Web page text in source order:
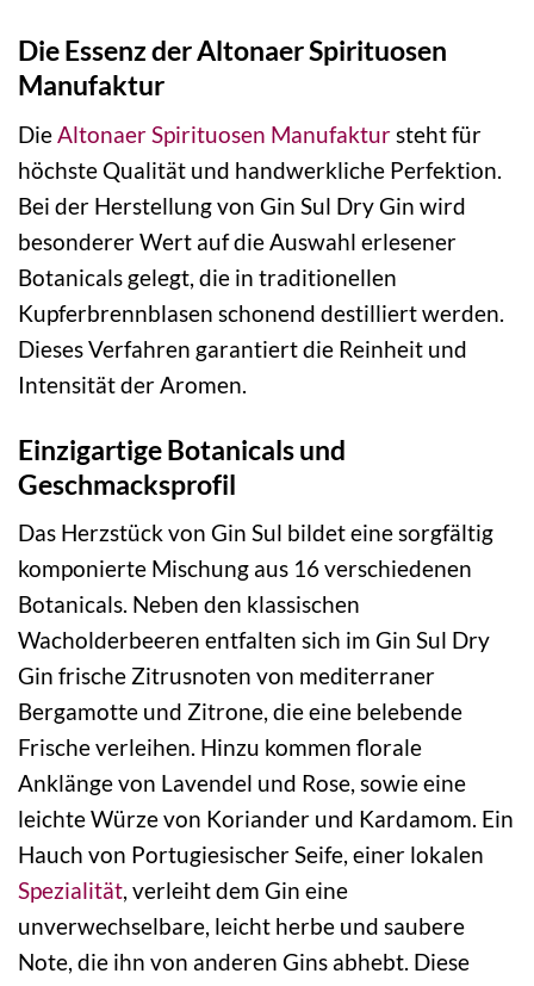
Die Essenz der Altonaer Spirituosen
Manufaktur
Die Altonaer Spirituosen Manufaktur steht für
höchste Qualität und handwerkliche Perfektion.
Bei der Herstellung von Gin Sul Dry Gin wird
besonderer Wert auf die Auswahl erlesener
Botanicals gelegt, die in traditionellen
Kupferbrennblasen schonend destilliert werden.
Dieses Verfahren garantiert die Reinheit und
Intensität der Aromen.
Einzigartige Botanicals und
Geschmacksprofil
Das Herzstück von Gin Sul bildet eine sorgfältig
komponierte Mischung aus 16 verschiedenen
Botanicals. Neben den klassischen
Wacholderbeeren entfalten sich im Gin Sul Dry
Gin frische Zitrusnoten von mediterraner
Bergamotte und Zitrone, die eine belebende
Frische verleihen. Hinzu kommen florale
Anklänge von Lavendel und Rose, sowie eine
leichte Würze von Koriander und Kardamom. Ein
Hauch von Portugiesischer Seife, einer lokalen
Spezialität, verleiht dem Gin eine
unverwechselbare, leicht herbe und saubere
Note, die ihn von anderen Gins abhebt. Diese